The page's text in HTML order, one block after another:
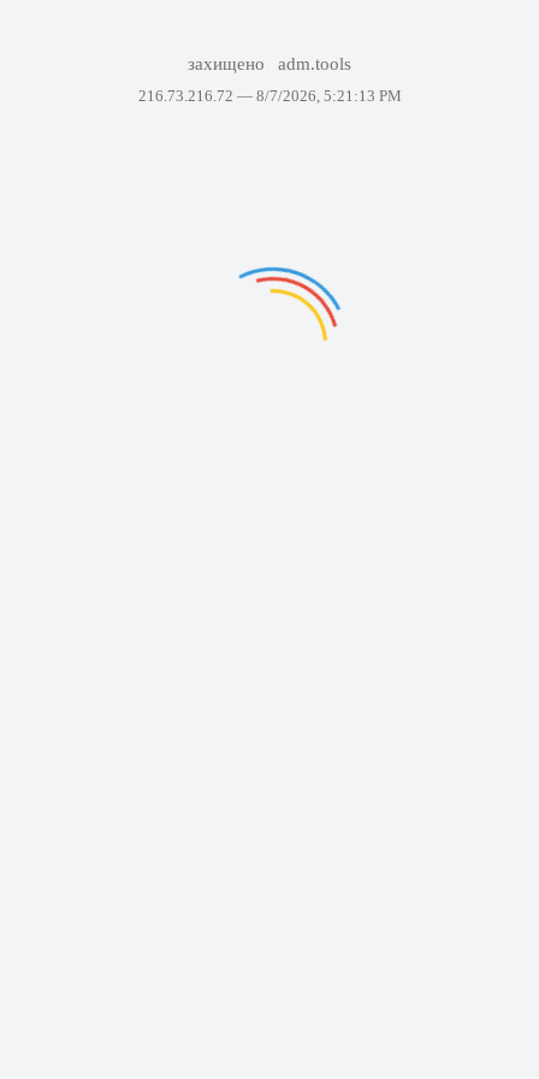
захищено adm.tools
216.73.216.72 — 8/7/2026, 5:21:13 PM